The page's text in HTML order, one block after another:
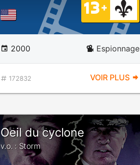
2000 Espionnage
172832 VOIR PLUS
Oeil du cyclone
v.o. : Storm